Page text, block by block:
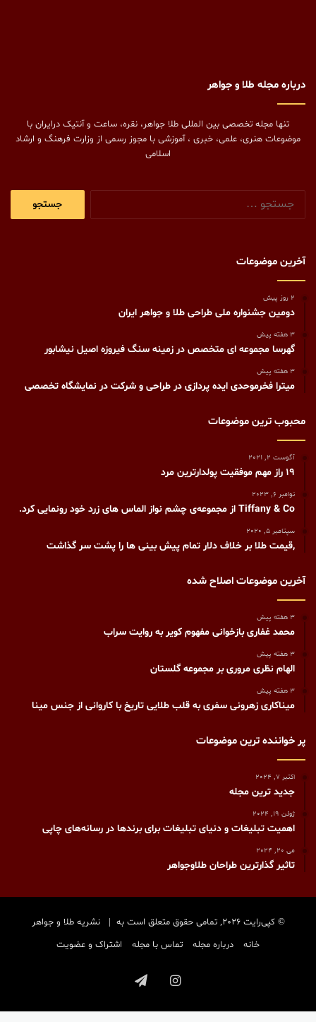
درباره مجله طلا و جواهر
تنها مجله تخصصی بین المللی طلا جواهر، نقره، ساعت و آنتیک درایران با
موضوعات هنری، علمی، خبری ، آموزشی با مجوز رسمی از وزارت فرهنگ و ارشاد
اسلامی
آخرین موضوعات
2 روز پیش
دومین جشنواره ملی طراحی طلا و جواهر ایران
3 هفته پیش
گهرسا مجموعه ای متخصص در زمینه سنگ فیروزه اصیل نیشابور
3 هفته پیش
میترا فخرموحدی ایده پردازی در طراحی و شرکت در نمایشگاه تخصصی
محبوب ترین موضوعات
آگوست 2, 2021
19 راز مهم موفقیت پولدارترین مرد
نوامبر 6, 2023
Tiffany & Co از مجموعه‌ی چشم نواز الماس های زرد خود رونمایی کرد.
سپتامبر 5, 2020
,قیمت طلا بر خلاف دلار تمام پیش بینی ها را پشت سر گذاشت
آخرین موضوعات اصلاح شده
3 هفته پیش
محمد غفاری بازخوانی مفهوم کویر به روایت سراب
3 هفته پیش
الهام نظری مروری بر مجموعه گلستان
3 هفته پیش
میناکاری زهرونی سفری به قلب طلایی تاریخ با کاروانی از جنس مینا
پر خواننده ترین موضوعات
اکتبر 7, 2024
جدید ترین مجله
ژوئن 19, 2024
اهمیت تبلیغات و دنیای تبلیغات برای برندها در رسانه‌های چاپی
می 20, 2024
تاثیر گذارترین طراحان طلاوجواهر
© کپی‌رایت 2026, تمامی حقوق متعلق است به |
نشریه طلا و جواهر
خانه
درباره مجله تماس با مجله اشتراک و عضویت
اینستاگرامتلگرام